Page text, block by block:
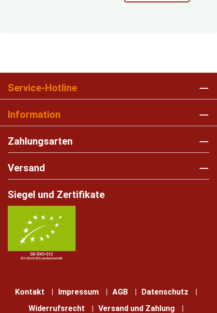
Service-Hotline
Information
Zahlungsarten
Versand
Siegel und Zertifikate
Kontakt Impressum AGB
Datenschutz
Widerrufsrecht
Versand und Zahlung